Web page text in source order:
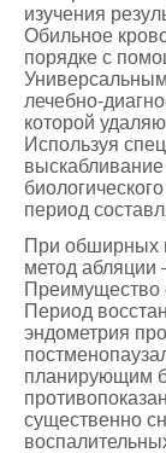
изучения
Обильное
порядке с
Универсальным
лечебно-
которой
Используя
период
При обширных
метод абляции
Преимущество
Период
эндометрия
планирующим
существенно